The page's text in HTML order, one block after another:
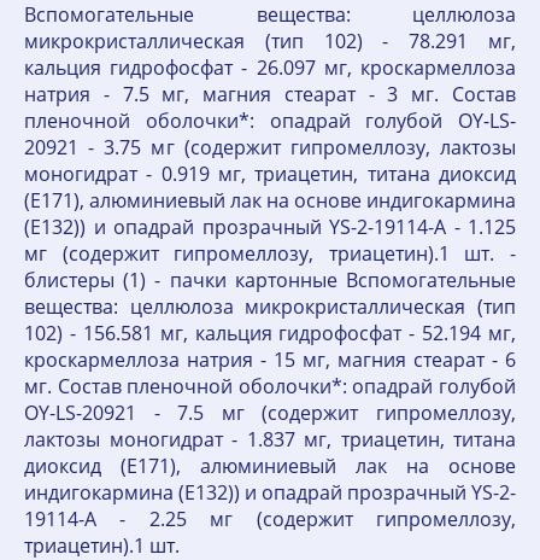
Вспомогательные вещества: целлюлоза
микрокристаллическая (тип 102) - 78.291 мг,
кальция гидрофосфат - 26.097 мг, кроскармеллоза
натрия - 7.5 мг, магния стеарат - 3 мг. Состав
пленочной оболочки*: опадрай голубой OY-LS-
20921 - 3.75 мг (содержит гипромеллозу, лактозы
моногидрат - 0.919 мг, триацетин, титана диоксид
(E171), алюминиевый лак на основе индигокармина
(E132)) и опадрай прозрачный YS-2-19114-A - 1.125
мг (содержит гипромеллозу, триацетин).1 шт. -
блистеры (1) - пачки картонные Вспомогательные
вещества: целлюлоза микрокристаллическая (тип
102) - 156.581 мг, кальция гидрофосфат - 52.194 мг,
кроскармеллоза натрия - 15 мг, магния стеарат - 6
мг. Состав пленочной оболочки*: опадрай голубой
OY-LS-20921 - 7.5 мг (содержит гипромеллозу,
лактозы моногидрат - 1.837 мг, триацетин, титана
диоксид (E171), алюминиевый лак на основе
индигокармина (E132)) и опадрай прозрачный YS-2-
19114-A - 2.25 мг (содержит гипромеллозу,
триацетин).1 шт.